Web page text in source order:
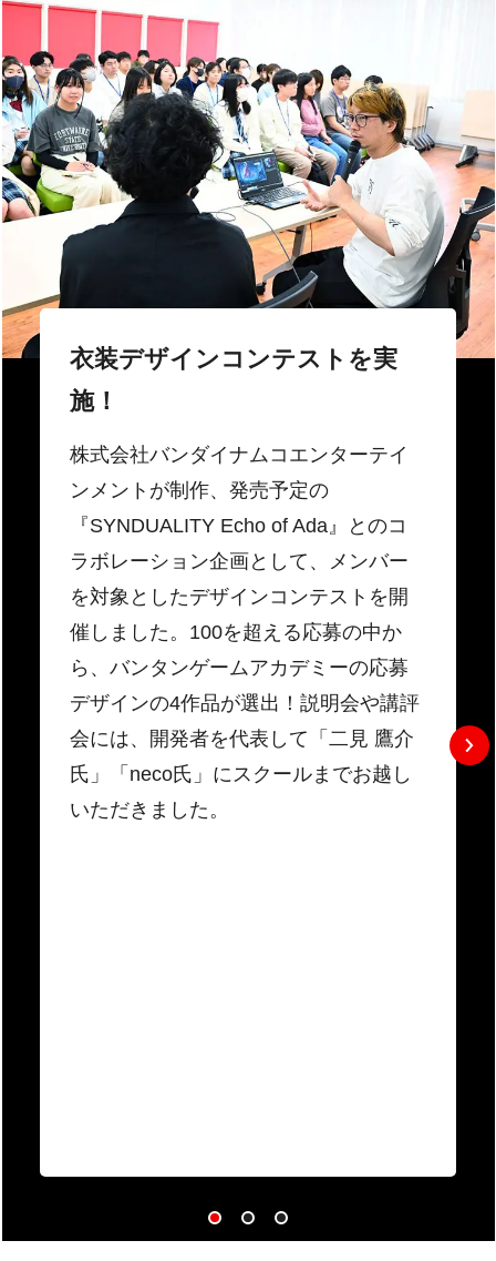
衣装デザインコンテストを実
施！
株式会社バンダイナムコエンターテイ
ンメントが制作、発売予定の
『SYNDUALITY Echo of Ada』とのコ
ラボレーション企画として、メンバー
を対象としたデザインコンテストを開
催しました。100を超える応募の中か
ら、バンタンゲームアカデミーの応募
デザインの4作品が選出！説明会や講評
会には、開発者を代表して「二見 鷹介
氏」「neco氏」にスクールまでお越し
いただきました。